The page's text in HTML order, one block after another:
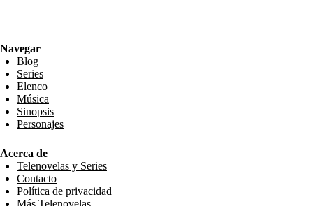
Navegar
Blog
Series
Elenco
Música
Sinopsis
Personajes
Acerca de
Telenovelas y Series
Contacto
Política de privacidad
Más Telenovelas